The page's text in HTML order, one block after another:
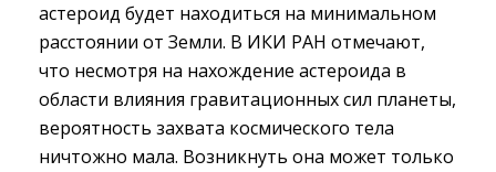
астероид будет находиться на минимальном
расстоянии от Земли. В ИКИ РАН отмечают,
что несмотря на нахождение астероида в
области влияния гравитационных сил планеты,
вероятность захвата космического тела
ничтожно мала. Возникнуть она может только